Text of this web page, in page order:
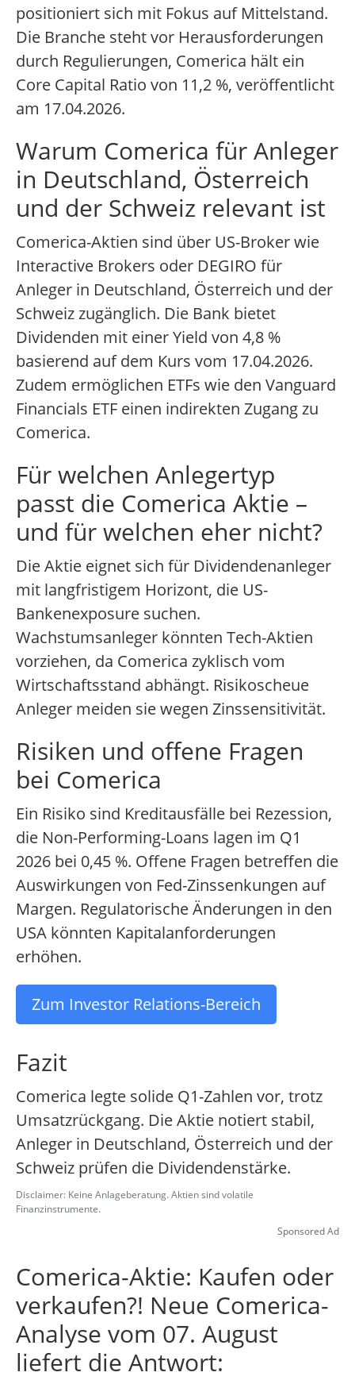
positioniert sich mit Fokus auf Mittelstand.
Die Branche steht vor Herausforderungen
durch Regulierungen, Comerica hält ein
Core Capital Ratio von 11,2 %, veröffentlicht
am 17.04.2026.
Warum Comerica für Anleger
in Deutschland, Österreich
und der Schweiz relevant ist
Comerica-Aktien sind über US-Broker wie
Interactive Brokers oder DEGIRO für
Anleger in Deutschland, Österreich und der
Schweiz zugänglich. Die Bank bietet
Dividenden mit einer Yield von 4,8 %
basierend auf dem Kurs vom 17.04.2026.
Zudem ermöglichen ETFs wie den Vanguard
Financials ETF einen indirekten Zugang zu
Comerica.
Für welchen Anlegertyp
passt die Comerica Aktie –
und für welchen eher nicht?
Die Aktie eignet sich für Dividendenanleger
mit langfristigem Horizont, die US-
Bankenexposure suchen.
Wachstumsanleger könnten Tech-Aktien
vorziehen, da Comerica zyklisch vom
Wirtschaftsstand abhängt. Risikoscheue
Anleger meiden sie wegen Zinssensitivität.
Risiken und offene Fragen
bei Comerica
Ein Risiko sind Kreditausfälle bei Rezession,
die Non-Performing-Loans lagen im Q1
2026 bei 0,45 %. Offene Fragen betreffen die
Auswirkungen von Fed-Zinssenkungen auf
Margen. Regulatorische Änderungen in den
USA könnten Kapitalanforderungen
erhöhen.
Zum Investor Relations-Bereich
Fazit
Comerica legte solide Q1-Zahlen vor, trotz
Umsatzrückgang. Die Aktie notiert stabil,
Anleger in Deutschland, Österreich und der
Schweiz prüfen die Dividendenstärke.
Disclaimer: Keine Anlageberatung. Aktien sind volatile
Finanzinstrumente.
Sponsored Ad
Comerica-Aktie: Kaufen oder
verkaufen?! Neue Comerica-
Analyse vom 07. August
liefert die Antwort: